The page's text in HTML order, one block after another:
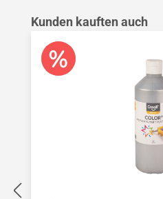
Produktgalerie überspringen
Kunden kauften auch